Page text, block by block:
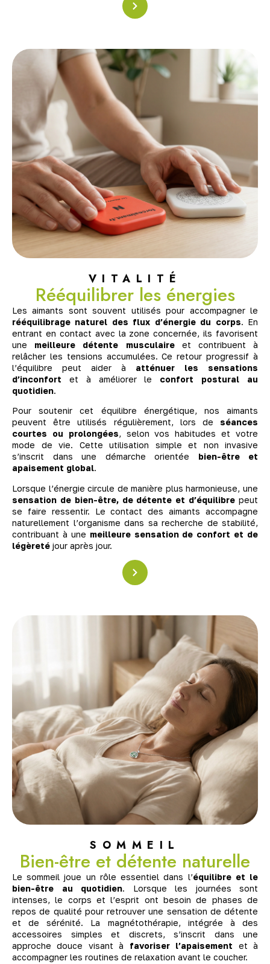
VITALITÉ
Rééquilibrer les énergies
Les aimants sont souvent utilisés pour accompagner le
rééquilibrage naturel des flux d’énergie du corps. En
entrant en contact avec la zone concernée, ils favorisent
une meilleure détente musculaireet contribuent à
relâcher les tensions accumulées. Ce retour progressif à
l’équilibre peut aider à atténuer les sensations
d’inconfort et à améliorer le confort postural au
quotidien.
Pour soutenir cet équilibre énergétique, nos aimants
peuvent être utilisés régulièrement, lors de séances
courtes ou prolongées, selon vos habitudes et votre
mode de vie. Cette utilisation simple et non invasive
s’inscrit dans une démarche orientée bien-être et
apaisement global.
Lorsque l’énergie circule de manière plus harmonieuse, une
sensation de bien-être, de détente et d’équilibre peut
se faire ressentir. Le contact des aimants accompagne
naturellement l’organisme dans sa recherche de stabilité,
contribuant à une meilleure sensation de confort et de
légèreté jour après jour.
SOMMEIL
Bien-être et détente naturelle
Le sommeil joue un rôle essentiel dans l’équilibre et le
bien-être au quotidien. Lorsque les journées sont
intenses, le corps et l’esprit ont besoin de phases de
repos de qualité pour retrouver une sensation de détente
et de sérénité. La magnétothérapie, intégrée à des
accessoires simples et discrets, s’inscrit dans une
approche douce visant à favoriser l’apaisement et à
accompagner les routines de relaxation avant le coucher.